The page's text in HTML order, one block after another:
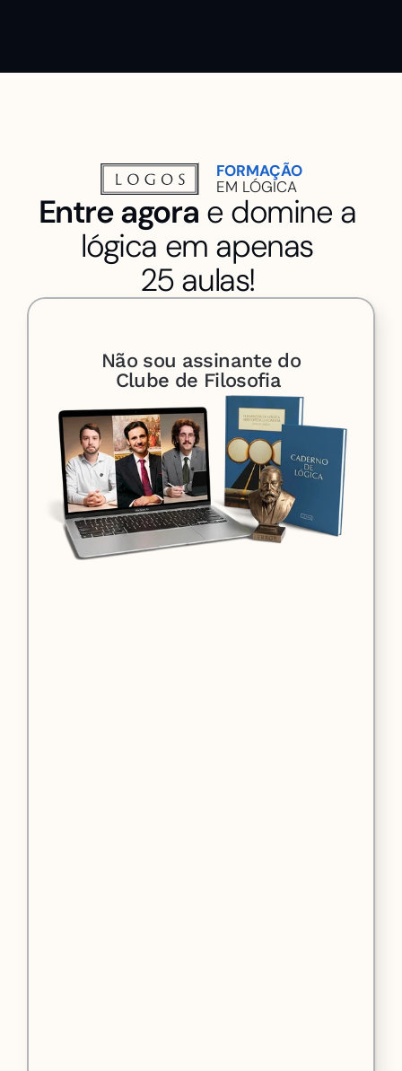
FORMAÇÃO
EM LÓGICA
Entre agora e domine a
lógica em apenas
25 aulas!
Não sou assinante do
Clube de Filosofia